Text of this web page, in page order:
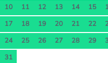
10 11 12 13 14 15
17
18 19 20 21 22
24
25 26 27 28 29
31